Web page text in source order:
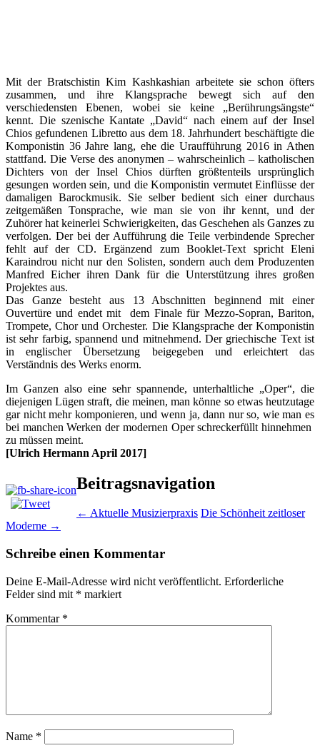
Mit der Bratschistin Kim Kashkashian arbeitete sie schon öfters
zusammen, und ihre Klangsprache bewegt sich auf den
verschiedensten Ebenen, wobei sie keine „Berührungsängste“
kennt. Die szenische Kantate „David“ nach einem auf der Insel
Chios gefundenen Libretto aus dem 18. Jahrhundert beschäftigte die
Komponistin 36 Jahre lang, ehe die Uraufführung 2016 in Athen
stattfand. Die Verse des anonymen – wahrscheinlich – katholischen
Dichters von der Insel Chios dürften größtenteils ursprünglich
gesungen worden sein, und die Komponistin vermutet Einflüsse der
damaligen Barockmusik. Sie selber bedient sich einer durchaus
zeitgemäßen Tonsprache, wie man sie von ihr kennt, und der
Zuhörer hat keinerlei Schwierigkeiten, das Geschehen als Ganzes zu
verfolgen. Der bei der Aufführung die Teile verbindende Sprecher
fehlt auf der CD. Ergänzend zum Booklet-Text spricht Eleni
Karaindrou nicht nur den Solisten, sondern auch dem Produzenten
Manfred Eicher ihren Dank für die Unterstützung ihres großen
Projektes aus.
Das Ganze besteht aus 13 Abschnitten beginnend mit einer
Ouvertüre und endet mit dem Finale für Mezzo-Sopran, Bariton,
Trompete, Chor und Orchester. Die Klangsprache der Komponistin
ist sehr farbig, spannend und mitnehmend. Der griechische Text ist
in englischer Übersetzung beigegeben und erleichtert das
Verständnis des Werks enorm.
Im Ganzen also eine sehr spannende, unterhaltliche „Oper“, die
diejenigen Lügen straft, die meinen, man könne so etwas heutzutage
gar nicht mehr komponieren, und wenn ja, dann nur so, wie man es
bei manchen Werken der modernen Oper schreckerfüllt hinnehmen
zu müssen meint.
[Ulrich Hermann April 2017]
Beitragsnavigation
← Aktuelle Musizierpraxis Die Schönheit zeitloser
Moderne →
Schreibe einen Kommentar
Deine E-Mail-Adresse wird nicht veröffentlicht. Erforderliche
Felder sind mit * markiert
Kommentar *
Name *